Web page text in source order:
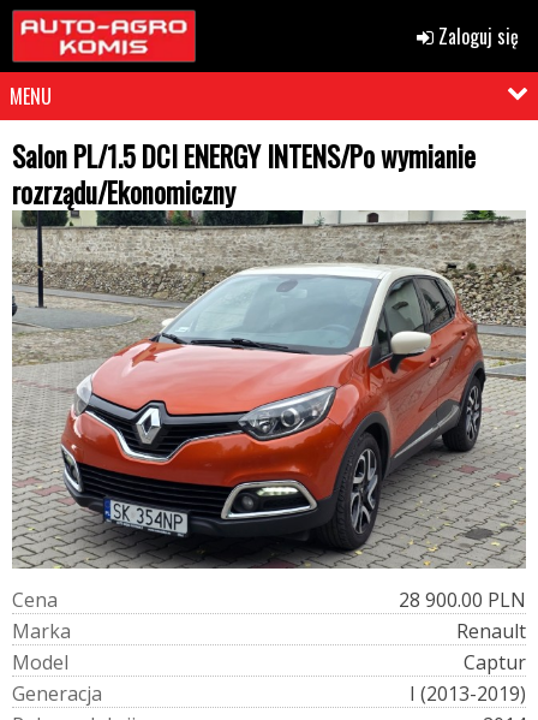
Zaloguj się
MENU
Salon PL/1.5 DCI ENERGY INTENS/Po wymianie
rozrządu/Ekonomiczny
Cena
28 900.00 PLN
Marka
Renault
Model
Captur
Generacja
I (2013-2019)